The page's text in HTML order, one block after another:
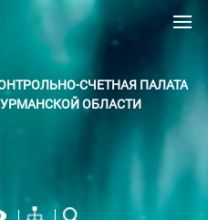
СЧЕТНАЯ ПАЛАТА
ОБЛАСТИ